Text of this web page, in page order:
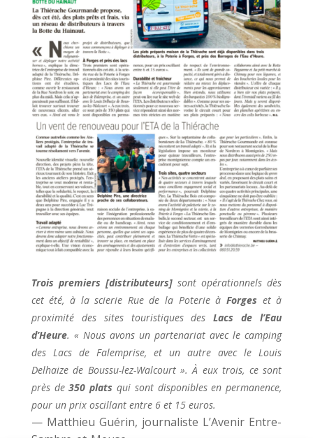
Trois premiers [distributeurs]sont opérationnels dès
cet été, à la scierie Rue de la Poterie à Forges et à
proximité des sites touristiques desLacs de l’Eau
d’Heure. « Nous avons un partenariat avec le camping
des Lacs de Falemprise, et un autre avec le Louis
Delhaize de Boussu-lez-Walcourt ». À eux trois, ce sont
près de350 plats qui sont disponibles en permanence,
pour un prix oscillant entre 6 et 15 euros.
— Matthieu Guérin, journaliste L’Avenir Entre-